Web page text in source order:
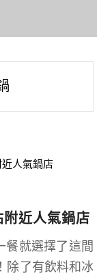
附近人氣鍋店
餐就選擇了這間
除了有飲料和冰